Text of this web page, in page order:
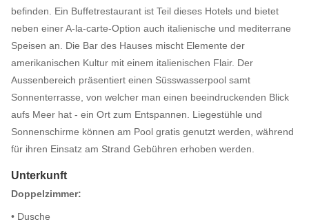
befinden. Ein Buffetrestaurant ist Teil dieses Hotels und bietet
neben einer A-la-carte-Option auch italienische und mediterrane
Speisen an. Die Bar des Hauses mischt Elemente der
amerikanischen Kultur mit einem italienischen Flair. Der
Aussenbereich präsentiert einen Süsswasserpool samt
Sonnenterrasse, von welcher man einen beeindruckenden Blick
aufs Meer hat - ein Ort zum Entspannen. Liegestühle und
Sonnenschirme können am Pool gratis genutzt werden, während
für ihren Einsatz am Strand Gebühren erhoben werden.
Unterkunft
Doppelzimmer:
• Dusche